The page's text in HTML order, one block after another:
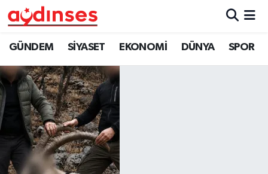
GÜNDEM SİYASET EKONOMİ DÜNYA SPOR
GÜNDEM
SİYASET
EKONOMİ
DÜNYA
SPOR
Nöbetçi Eczaneler
Hava Durumu
Aydin Namaz Vakitleri
Trafik Durumu
Süper Lig Puan Durumu ve Fikstür